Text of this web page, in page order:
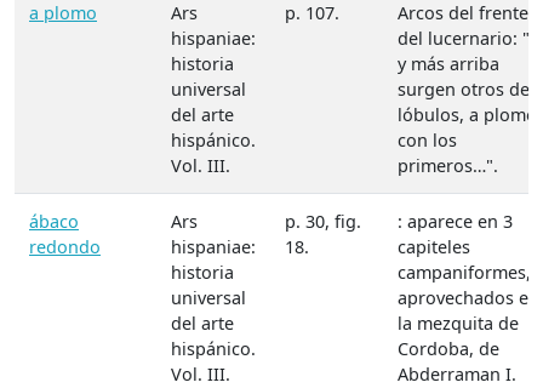
a plomo
Ars
hispaniae:
historia
universal
del arte
hispánico.
Vol. III.
p. 107.
Arcos del frente
del lucernario: "…
y más arriba
surgen otros de
lóbulos, a plomo
con los
primeros…".
ábaco
redondo
Ars
hispaniae:
historia
universal
del arte
hispánico.
Vol. III.
p. 30, fig.
18.
: aparece en 3
capiteles
campaniformes,
aprovechados en
la mezquita de
Cordoba, de
Abderraman I.